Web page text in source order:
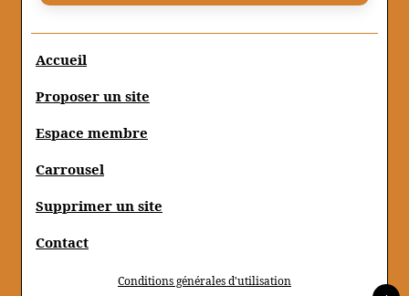
Accueil
Proposer un site
Espace membre
Carrousel
Supprimer un site
Contact
Conditions générales d'utilisation